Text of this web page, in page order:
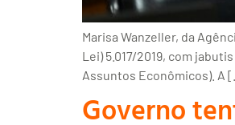
Marisa Wanzeller, da
Lei) 5.017/2019, com
Assuntos Econômicos). A
Governo